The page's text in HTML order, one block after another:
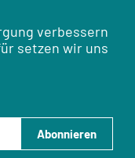
verbessern
setzen wir uns
Abonnieren